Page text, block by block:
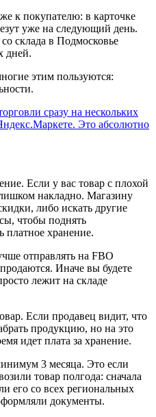
к покупателю: в карточке
уже на следующий день.
склада в Подмосковье
дней.
этим пользуются:
Если у вас товар с плохой
накладно. Магазину
либо искать другие
чтобы поднять
платное хранение.
отправлять на FBO
Иначе вы будете
лежит на складе
Если продавец видит, что
продукцию, но на это
идет плата за хранение.
3 месяца. Это если
товар полгода: сначала
его со всех региональных
документы.